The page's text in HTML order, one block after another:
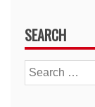
SEARCH
Search
for: